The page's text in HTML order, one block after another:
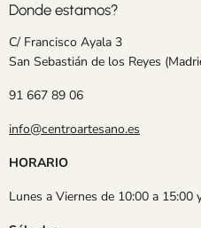
Donde estamos?
C/ Francisco Ayala 3
San Sebastián de los Reyes
91 667 89 06
info@centroartesano.es
HORARIO
Lunes a Viernes de 10:00 a 15:00